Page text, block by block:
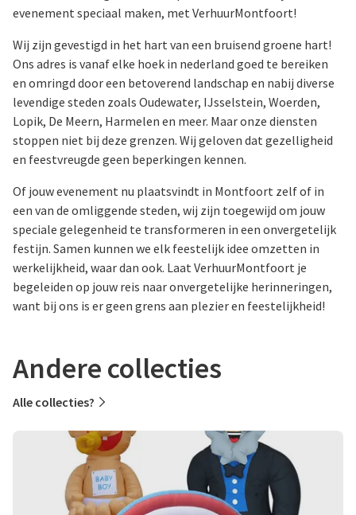
evenement speciaal maken, met VerhuurMontfoort!
Wij zijn gevestigd in het hart van een bruisend groene hart!
Ons adres is vanaf elke hoek in nederland goed te bereiken
en omringd door een betoverend landschap en nabij diverse
levendige steden zoals Oudewater, IJsselstein, Woerden,
Lopik, De Meern, Harmelen en meer. Maar onze diensten
stoppen niet bij deze grenzen. Wij geloven dat gezelligheid
en feestvreugde geen beperkingen kennen.
Of jouw evenement nu plaatsvindt in Montfoort zelf of in
een van de omliggende steden, wij zijn toegewijd om jouw
speciale gelegenheid te transformeren in een onvergetelijk
festijn. Samen kunnen we elk feestelijk idee omzetten in
werkelijkheid, waar dan ook. Laat VerhuurMontfoort je
begeleiden op jouw reis naar onvergetelijke herinneringen,
want bij ons is er geen grens aan plezier en feestelijkheid!
Andere collecties
Alle collecties?